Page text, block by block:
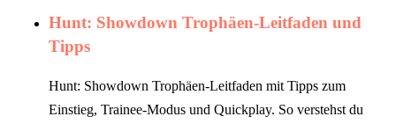
Hunt: Showdown Trophäen-Leitfaden und
Tipps
Hunt: Showdown Trophäen-Leitfaden mit Tipps zum
Einstieg, Trainee-Modus und Quickplay. So verstehst du